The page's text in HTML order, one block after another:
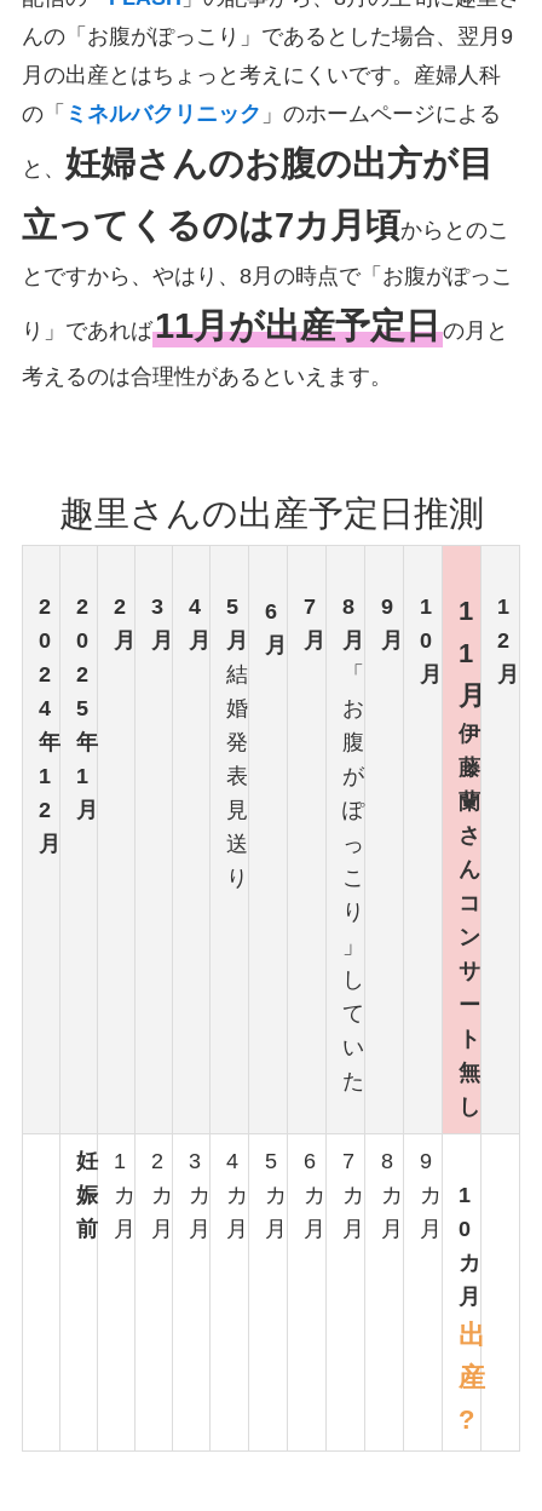
んの「お腹がぽっこり」であるとした場合、翌月9
月の出産とはちょっと考えにくいです。産婦人科
の「 ミネルバクリニック 」のホームページによる
と、 妊婦さんのお腹の出方が目
立ってくるのは7カ月頃からとのこ
とですから、やはり、8月の時点で「お腹がぽっこ
り」であれば11月が出産予定日の月と
考えるのは合理性があるといえます。
趣里さんの出産予定日推測
2
0
2
4
年
1
2
月
2
0
2
5
年
1
月
2
月
3
月
4
月
5
月
結
婚
発
表
見
送
り
6
月
7
月
8
月
「
お
腹
が
ぽ
っ
こ
り
」
し
て
い
た
9
月
1
0
月
1
1
月
伊
藤
蘭
さ
ん
コ
ン
サ
ー
ト
無
し
1
2
月
妊
娠
前
1
カ
月
2
カ
月
3
カ
月
4
カ
月
5
カ
月
6
カ
月
7
カ
月
8
カ
月
9
カ
月
1
0
カ
月
出
産
?